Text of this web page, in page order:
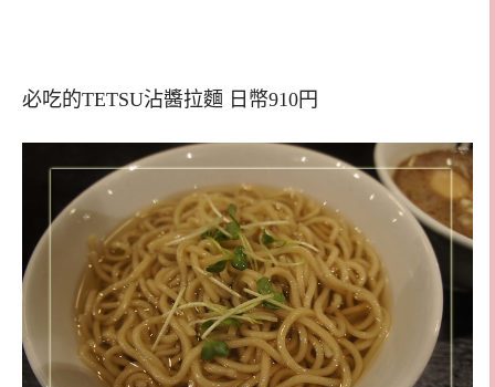
必吃的TETSU沾醬拉麵 日幣910円